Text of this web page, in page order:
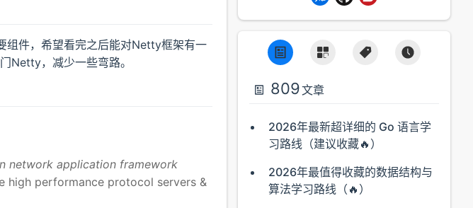
组件，希望看完之后能对Netty框架有一
Netty，减少一些弯路。
network application framework
high performance protocol servers &
809文章
2026年最新超详细的 Go 语言学
习路线（建议收藏🔥）
2026年最值得收藏的数据结构与
算法学习路线（🔥）